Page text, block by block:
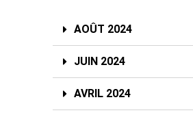
AOÛT 2024
JUIN 2024
AVRIL 2024